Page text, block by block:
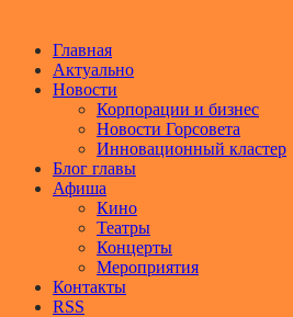
Главная
Актуально
Новости
Корпорации и бизнес
Новости Горсовета
Инновационный кластер
Блог главы
Афиша
Кино
Театры
Концерты
Мероприятия
Контакты
RSS